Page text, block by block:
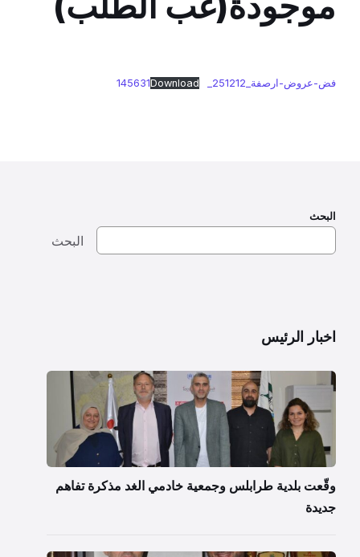
فض-عروض-ارصفة_251212_145631 Download
البحث
البحث
اخبار الرئيس
وقّعت بلدية طرابلس وجمعية خادمي الغد مذكرة تفاهم
جديدة